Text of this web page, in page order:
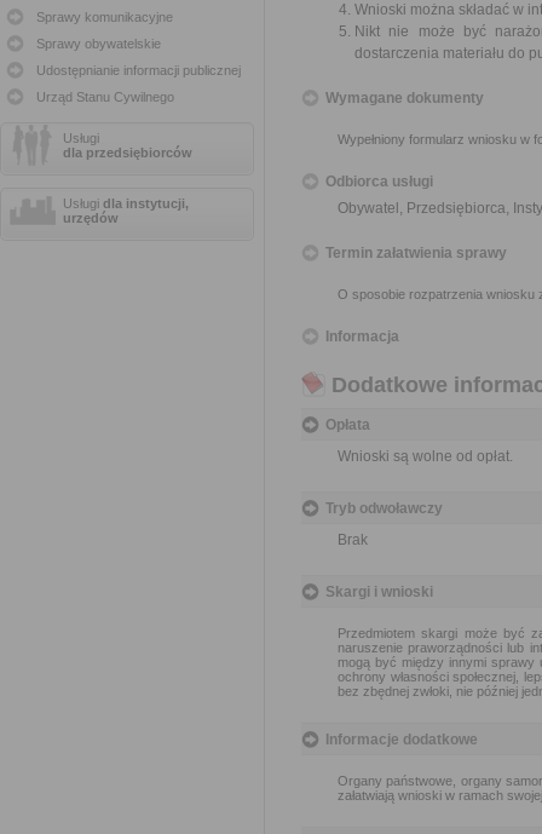
Sprawy komunikacyjne
Sprawy obywatelskie
Udostępnianie informacji publicznej
Urząd Stanu Cywilnego
Usługi
dla przedsiębiorców
Usługi dla instytucji,
urzędów
Wnioski można składać w
Nikt nie może być
dostarczenia materiału do
Wymagane dokumenty
Wypełniony formularz wniosku w
Odbiorca usługi
Obywatel, Przedsiębiorca,
Termin załatwienia sprawy
O sposobie rozpatrzenia wniosku
Informacja
Dodatkowe
Opłata
Wnioski są wolne od opłat.
Tryb odwoławczy
Brak
Skargi i wnioski
Przedmiotem skargi może być
naruszenie praworządności lub
mogą być między innymi sprawy
ochrony własności społecznej,
bez zbędnej zwłoki, nie później
Informacje dodatkowe
Organy państwowe, organy
załatwiają wnioski w ramach